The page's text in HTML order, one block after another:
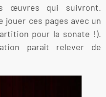
œuvres qui suivront.
jouer ces pages avec un
pour la sonate !).
paraît relever de